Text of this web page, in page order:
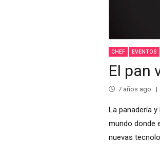
CHEF EVENTOS
El pan
7 años ago
La panadería
mundo donde
nuevas